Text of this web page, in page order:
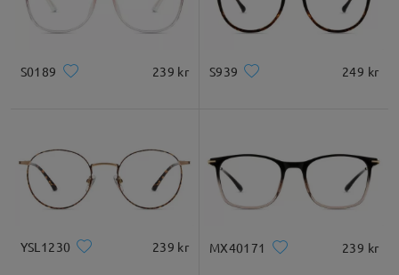
S0189 239 kr S939 249 kr
YSL1230 239 kr MX40171 239 kr